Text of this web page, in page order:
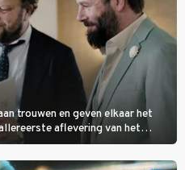
trouwen en geven elkaar het
aflevering van het
de Randstad naar Twente. Daar
plek.